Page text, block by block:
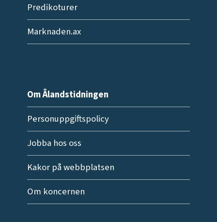
Predikoturer
Marknaden.ax
Om Ålandstidningen
Personuppgiftspolicy
Jobba hos oss
Kakor på webbplatsen
Om koncernen